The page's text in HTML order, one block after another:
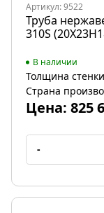
Артикул: 9522
Труба
310S
В наличии
Толщина стенки
Страна
Цена: 825
-